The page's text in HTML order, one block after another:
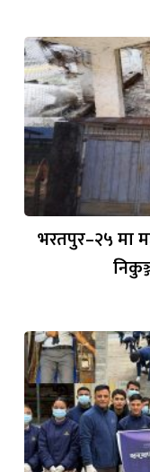
भरतपुर–२५ मा